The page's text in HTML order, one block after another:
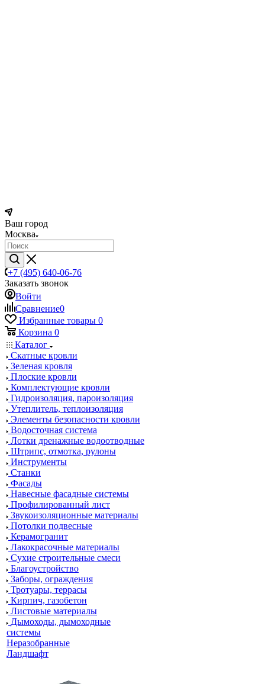
Ваш город
Москва
+7 (495) 640-06-76
Заказать звонок
Войти
Сравнение0
Избранные товары 0
Корзина 0
Каталог
Скатные кровли
Зеленая кровля
Плоские кровли
Комплектующие кровли
Гидроизоляция, пароизоляция
Утеплитель, теплоизоляция
Элементы безопасности кровли
Водосточная система
Лотки дренажные водоотводные
Штрипс, отмотка, рулоны
Инструменты
Станки
Фасады
Навесные фасадные системы
Профилированный лист
Звукоизоляционные материалы
Потолки подвесные
Керамогранит
Лакокрасочные материалы
Сухие строительные смеси
Благоустройство
Заборы, ограждения
Тротуары, террасы
Кирпич, газобетон
Листовые материалы
Дымоходы, дымоходные
системы
Неразобранные
Ландшафт